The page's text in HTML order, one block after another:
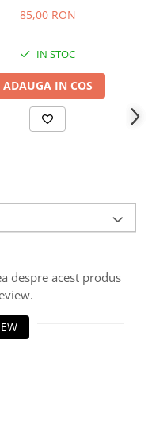
85,00 RON
IN STOC
ADAUGA IN COS
despre acest produs